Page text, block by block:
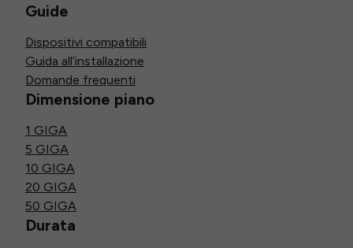
Guide
Dispositivi compatibili
Guida all’installazione
Domande frequenti
Dimensione piano
1 GIGA
5 GIGA
10 GIGA
20 GIGA
50 GIGA
Durata